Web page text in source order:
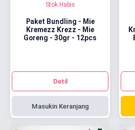
Stok Habis
Paket Bundling - Mie
Kremezz Krezz - Mie
Goreng - 30gr - 12pcs
Detil
Masukin Keranjang